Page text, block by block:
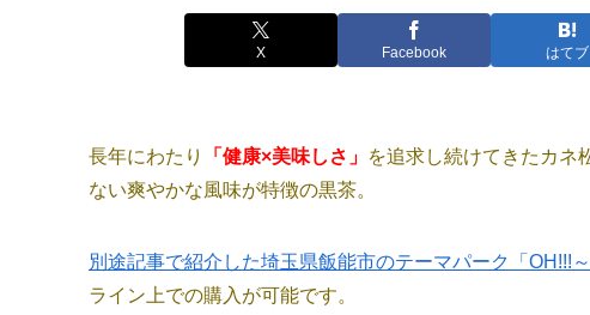
X Facebook はてブ
長年にわたり 「健康×美味しさ」 を追求し続けてきたカネ
ない爽やかな風味が特徴の黒茶。
別途記事で紹介した埼玉県飯能市のテーマパーク「OH!!!
ライン上での購入が可能です。